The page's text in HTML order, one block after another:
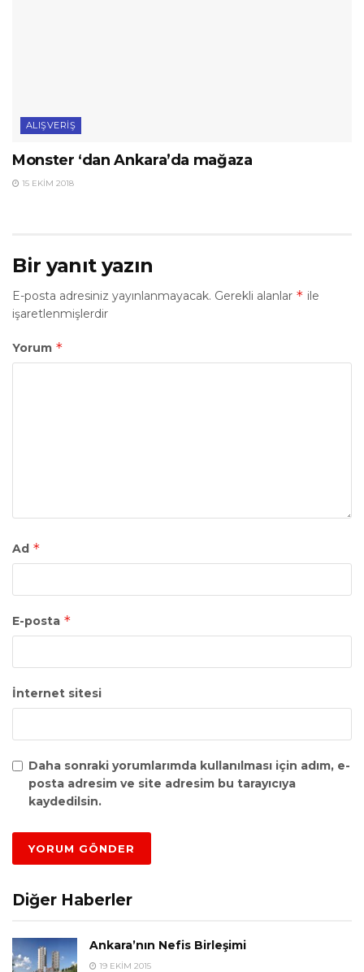
ALIŞVERIŞ
Monster ‘dan Ankara’da mağaza
15 EKIM 2018
Bir yanıt yazın
E-posta adresiniz yayınlanmayacak. Gerekli alanlar * ile
işaretlenmişlerdir
Yorum *
Ad *
E-posta *
İnternet sitesi
Daha sonraki yorumlarımda kullanılması için adım, e-
posta adresim ve site adresim bu tarayıcıya
kaydedilsin.
Diğer Haberler
Ankara’nın Nefis Birleşimi
19 EKIM 2015